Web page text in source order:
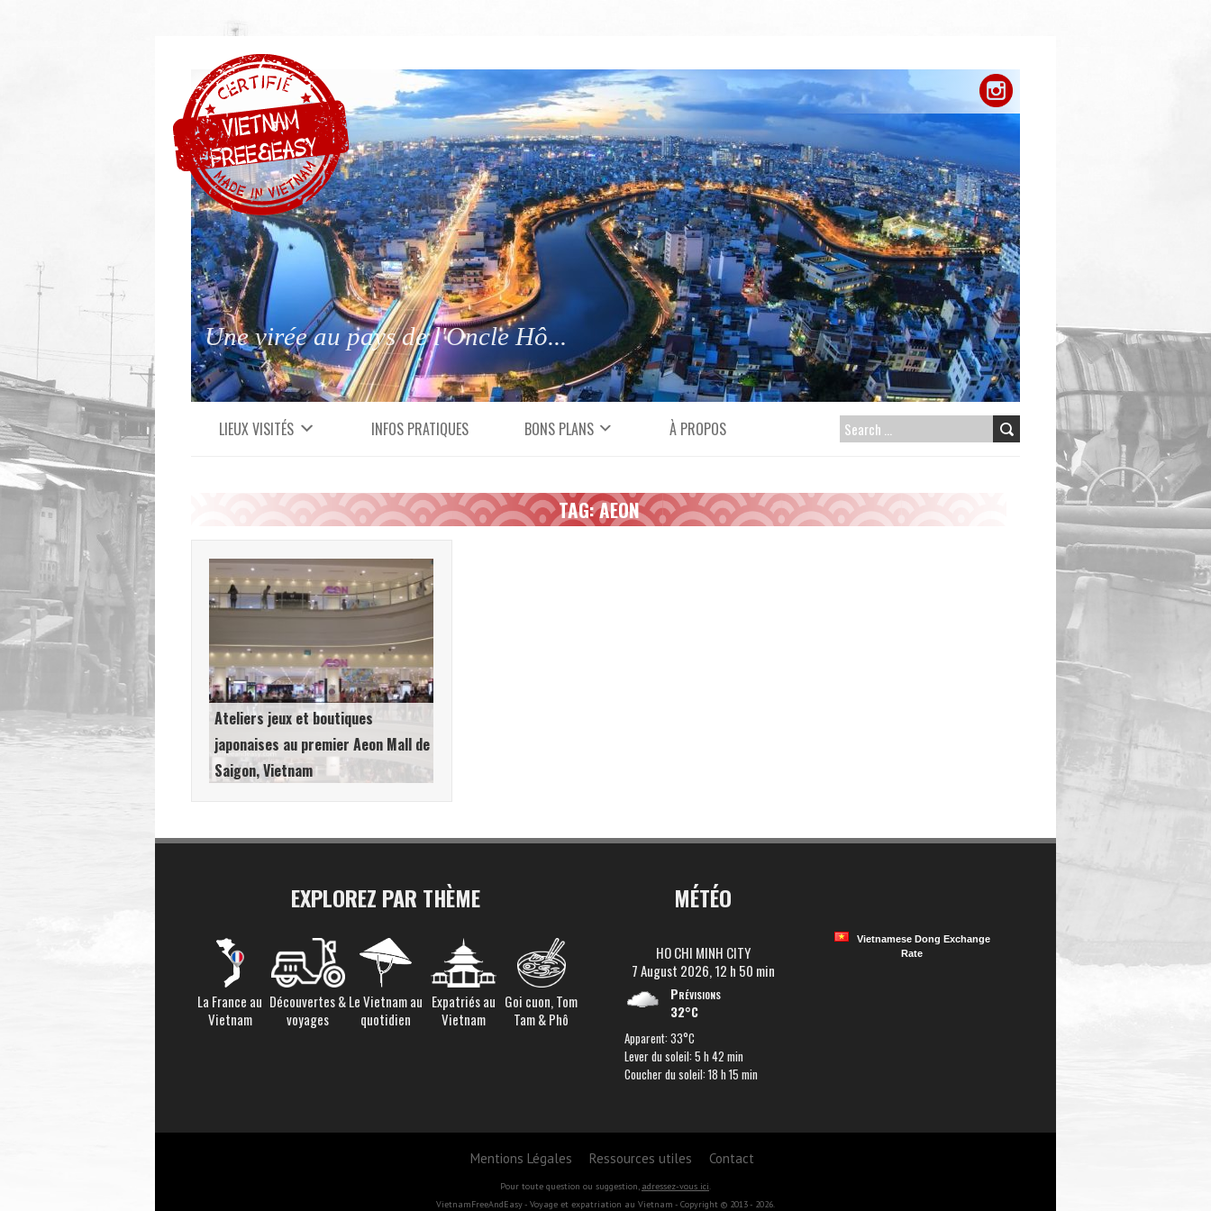
Une virée au pays de l'Oncle Hô...
LIEUX VISITÉS INFOS PRATIQUES BONS PLANS À PROPOS
SEARCH
TAG: AEON
Ateliers jeux et boutiques
japonaises au premier Aeon Mall de
Saigon, Vietnam
EXPLOREZ PAR THÈME
La France au
Vietnam
Découvertes &
voyages
Le Vietnam au
quotidien
Expatriés au
Vietnam
Goi cuon, Tom
Tam & Phô
MÉTÉO
HO CHI MINH CITY
7 August 2026, 12 h 50 min
Prévisions
32°C
Apparent: 33°C
Lever du soleil: 5 h 42 min
Coucher du soleil: 18 h 15 min
Vietnamese Dong Exchange
Rate
Mentions Légales Ressources utiles Contact
Pour toute question ou suggestion, adressez-vous ici.
VietnamFreeAndEasy - Voyage et expatriation au Vietnam - Copyright © 2013 - 2026.